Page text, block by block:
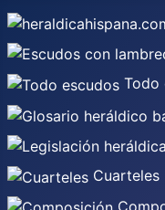
Todo
Cuarteles